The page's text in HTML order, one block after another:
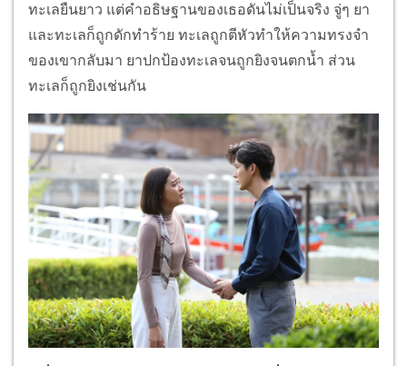
ทะเลยืนยาว แต่คำอธิษฐานของเธอดันไม่เป็นจริง จู่ๆ ยา
และทะเลก็ถูกดักทำร้าย ทะเลถูกตีหัวทำให้ความทรงจำ
ของเขากลับมา ยาปกป้องทะเลจนถูกยิงจนตกน้ำ ส่วน
ทะเลก็ถูกยิงเช่นกัน